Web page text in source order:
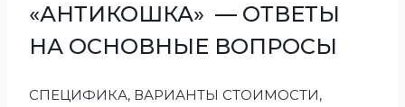
«АНТИКОШКА» — ОТВЕТЫ
НА ОСНОВНЫЕ ВОПРОСЫ
СПЕЦИФИКА, ВАРИАНТЫ СТОИМОСТИ,